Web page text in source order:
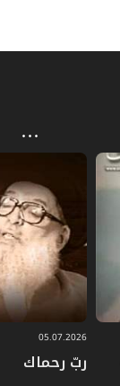
05.07.2026
ربّ رحماك